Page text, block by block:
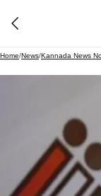
Home/News/Kannada News